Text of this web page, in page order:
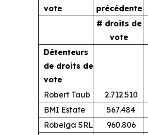
vote
précédente
# droits de
vote
Détenteurs
de droits de
vote
Robert Taub
2.712.510
BMI Estate
567.484
Robelga SRL
960.806